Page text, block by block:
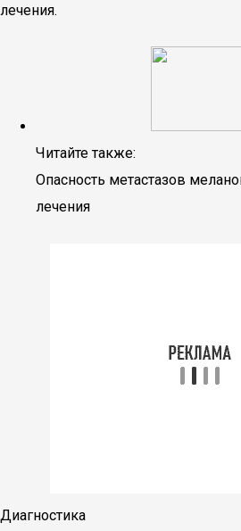
лечения.
Читайте также:
Опасность метастазов
лечения
Диагностика